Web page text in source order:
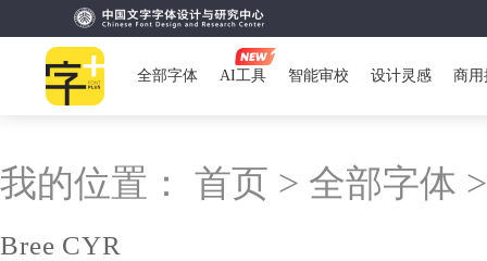
全部字体 AI工具 智能审校 设计灵感 商用
我的位置： 首页 > 全部字体
Bree CYR